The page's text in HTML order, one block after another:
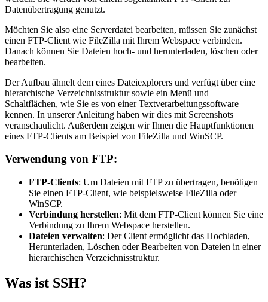
Datenübertragung genutzt.
Möchten Sie also eine Serverdatei bearbeiten, müssen Sie zunächst
einen FTP-Client wie FileZilla mit Ihrem Webspace verbinden.
Danach können Sie Dateien hoch- und herunterladen, löschen oder
bearbeiten.
Der Aufbau ähnelt dem eines Dateiexplorers und verfügt über eine
hierarchische Verzeichnisstruktur sowie ein Menü und
Schaltflächen, wie Sie es von einer Textverarbeitungssoftware
kennen. In unserer Anleitung haben wir dies mit Screenshots
veranschaulicht. Außerdem zeigen wir Ihnen die Hauptfunktionen
eines FTP-Clients am Beispiel von FileZilla und WinSCP.
Verwendung von FTP:
FTP-Clients: Um Dateien mit FTP zu übertragen, benötigen
Sie einen FTP-Client, wie beispielsweise FileZilla oder
WinSCP.
Verbindung herstellen: Mit dem FTP-Client können Sie eine
Verbindung zu Ihrem Webspace herstellen.
Dateien verwalten: Der Client ermöglicht das Hochladen,
Herunterladen, Löschen oder Bearbeiten von Dateien in einer
hierarchischen Verzeichnisstruktur.
Was ist SSH?